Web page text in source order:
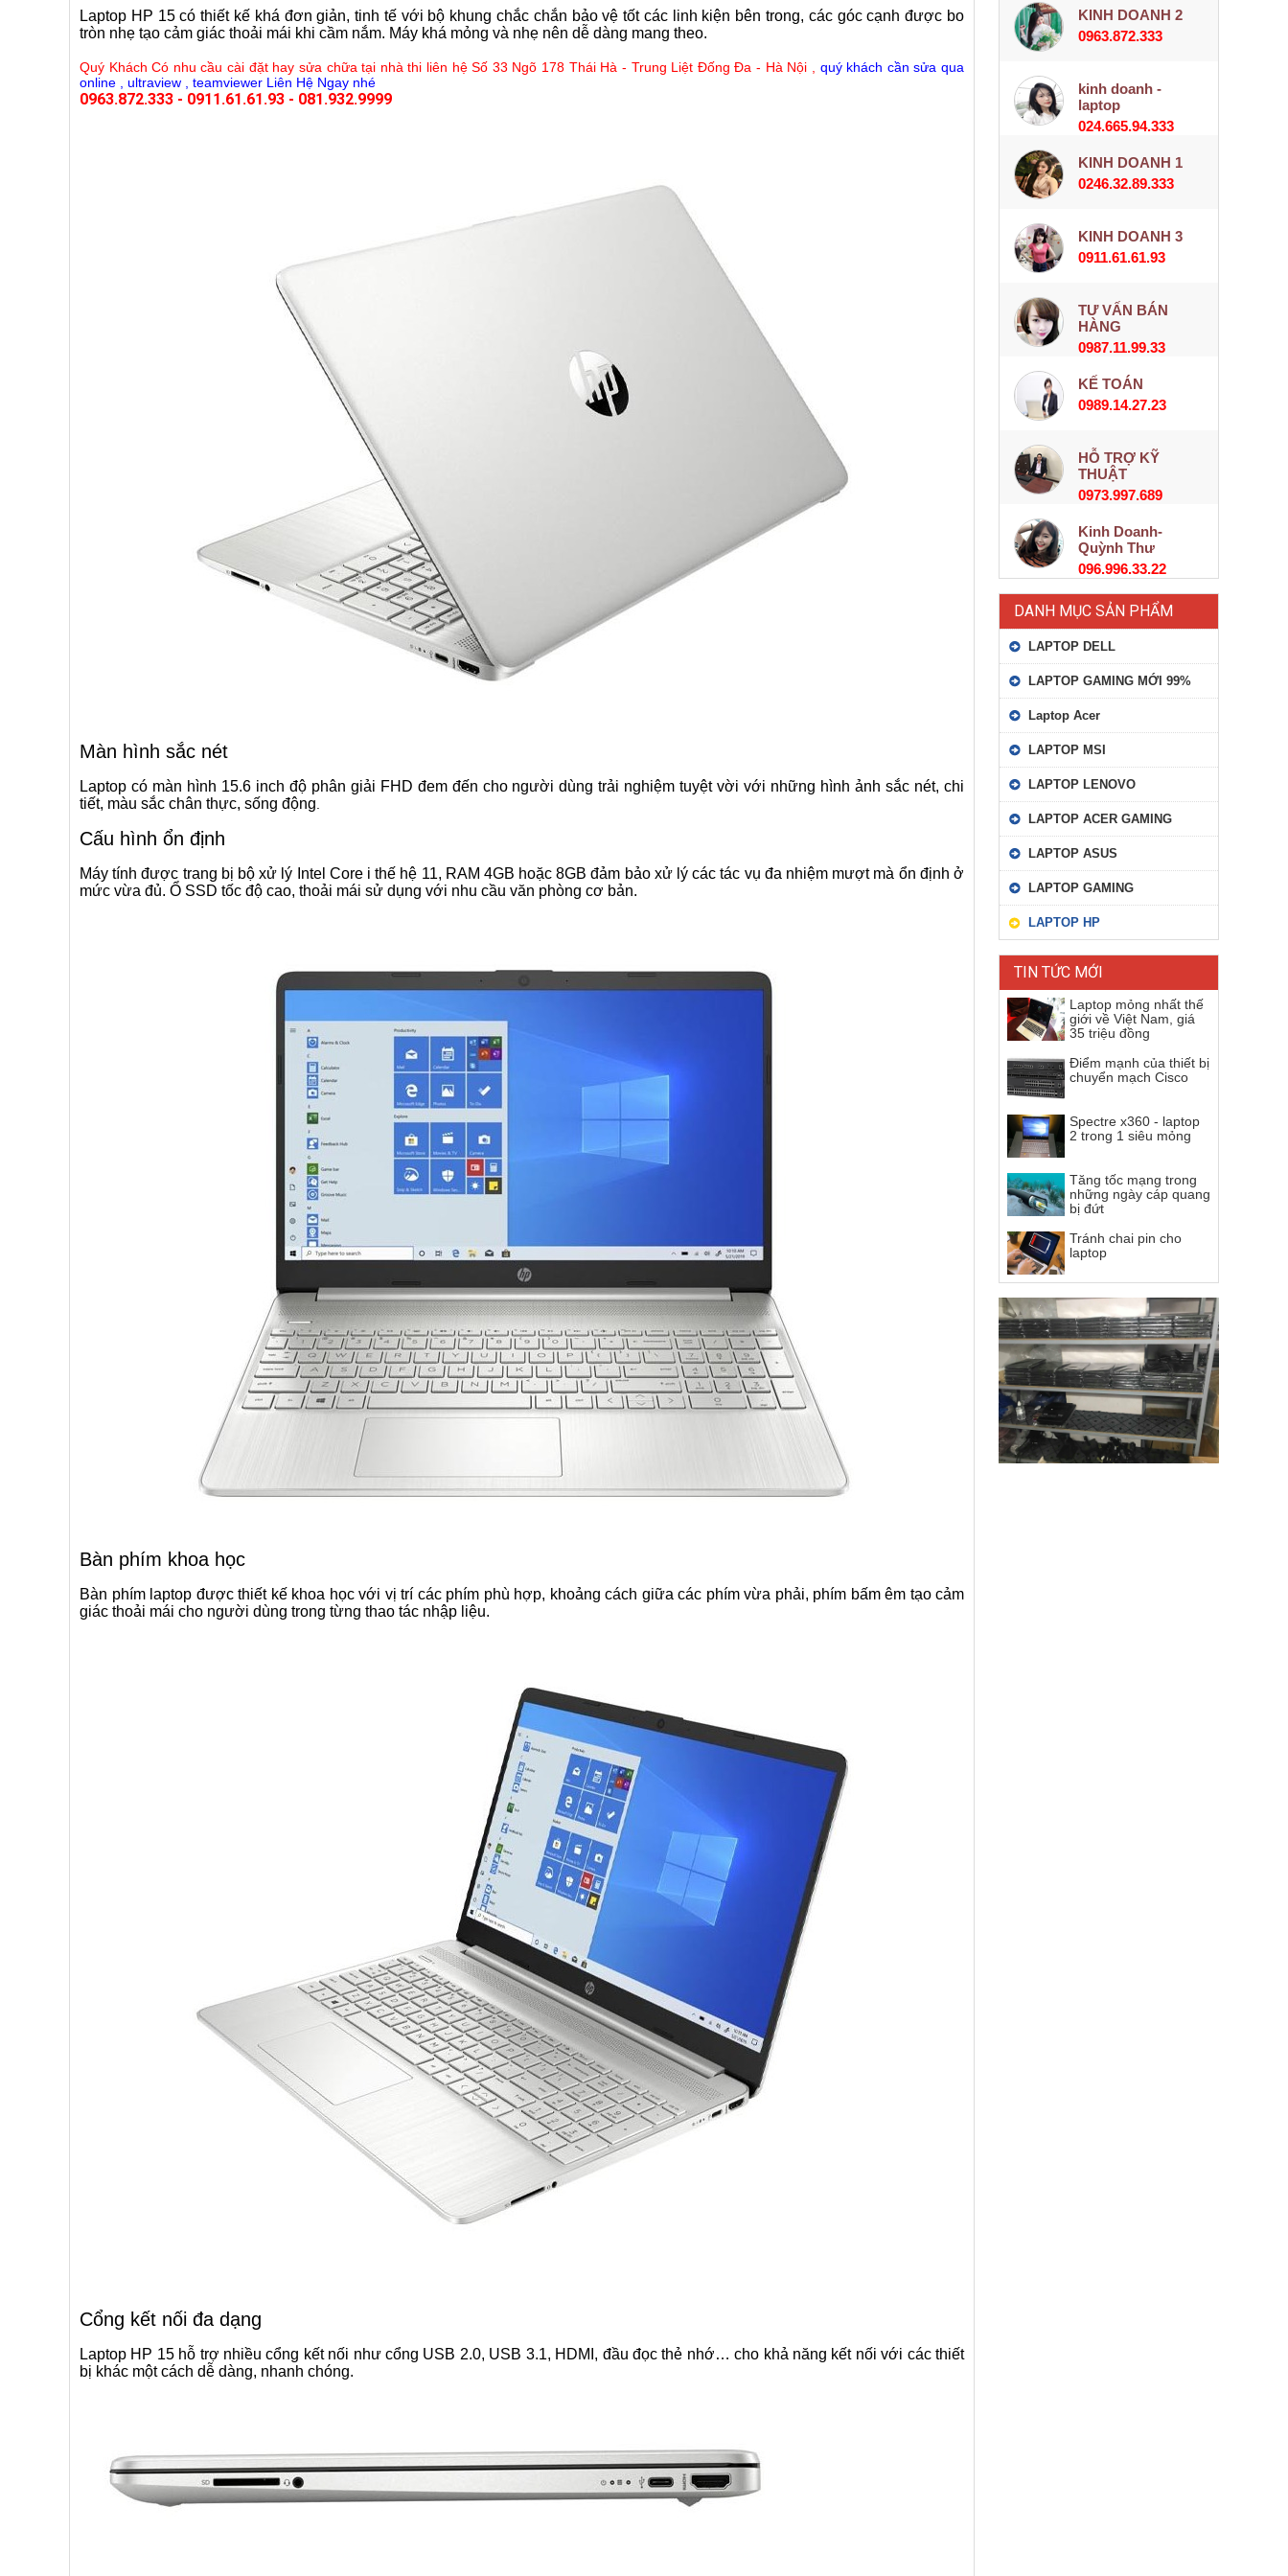
Laptop HP 15 có thiết kế khá đơn giản, tinh tế với bộ khung chắc chắn bảo vệ tốt các linh kiện bên trong, các góc cạnh được bo
tròn nhẹ tạo cảm giác thoải mái khi cầm nắm. Máy khá mỏng và nhẹ nên dễ dàng mang theo.
Quý Khách Có nhu cầu cài đặt hay sửa chữa tại nhà thi liên hệ Số 33 Ngõ 178 Thái Hà - Trung Liệt Đống Đa - Hà Nội , quý khách cần sửa qua
online , ultraview , teamviewer Liên Hệ Ngay nhé
0963.872.333 - 0911.61.61.93 - 081.932.9999
Màn hình sắc nét
Laptop có màn hình 15.6 inch độ phân giải FHD đem đến cho người dùng trải nghiệm tuyệt vời với những hình ảnh sắc nét, chi
tiết, màu sắc chân thực, sống động
Cấu hình ổn định
Máy tính được trang bị bộ xử lý Intel Core i thế hệ 11, RAM 4GB hoặc 8GB đảm bảo xử lý các tác vụ đa nhiệm mượt mà ổn định ở
mức vừa đủ. Ổ SSD tốc độ cao, thoải mái sử dụng với nhu cầu văn phòng cơ bản.
Bàn phím khoa học
Bàn phím laptop được thiết kế khoa học với vị trí các phím phù hợp, khoảng cách giữa các phím vừa phải, phím bấm êm tạo cảm
giác thoải mái cho người dùng trong từng thao tác nhập liệu.
Cổng kết nối đa dạng
Laptop HP 15 hỗ trợ nhiều cổng kết nối như cổng USB 2.0, USB 3.1, HDMI, đầu đọc thẻ nhớ… cho khả năng kết nối với các thiết
bị khác một cách dễ dàng, nhanh chóng.
KINH DOANH 2
0963.872.333
kinh doanh -
laptop
024.665.94.333
KINH DOANH 1
0246.32.89.333
KINH DOANH 3
0911.61.61.93
TƯ VẤN BÁN
HÀNG
0987.11.99.33
KẾ TOÁN
0989.14.27.23
HỖ TRỢ KỸ
THUẬT
0973.997.689
Kinh Doanh-
Quỳnh Thư
096.996.33.22
DANH MỤC SẢN PHẨM
LAPTOP DELL
LAPTOP GAMING MỚI 99%
Laptop Acer
LAPTOP MSI
LAPTOP LENOVO
LAPTOP ACER GAMING
LAPTOP ASUS
LAPTOP GAMING
LAPTOP HP
TIN TỨC MỚI
Laptop mỏng nhất thế
giới về Việt Nam, giá
35 triệu đồng
Điểm mạnh của thiết bị
chuyển mạch Cisco
Spectre x360 - laptop
2 trong 1 siêu mỏng
Tăng tốc mạng trong
những ngày cáp quang
bị đứt
Tránh chai pin cho
laptop